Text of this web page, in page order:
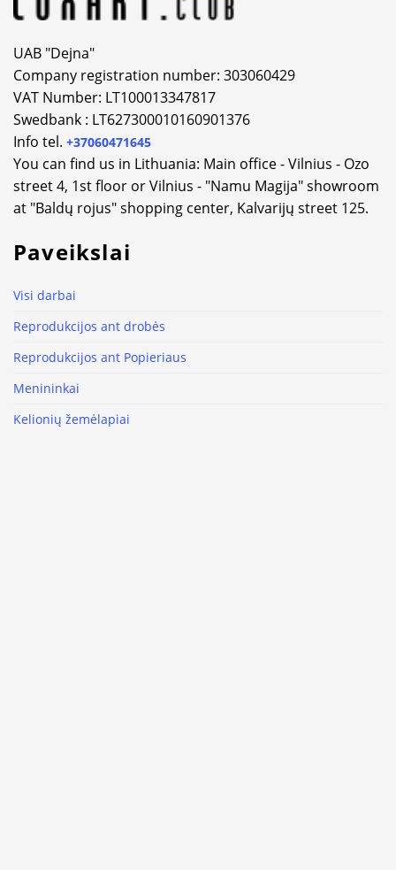
UAB "Dejna"
Company registration number: 303060429
VAT Number: LT100013347817
Swedbank : LT627300010160901376
Info tel. +37060471645
You can find us in Lithuania: Main office - Vilnius - Ozo
street 4, 1st floor or Vilnius - "Namu Magija" showroom
at "Baldų rojus" shopping center, Kalvarijų street 125.
Paveikslai
Visi darbai
Reprodukcijos ant drobės
Reprodukcijos ant Popieriaus
Menininkai
Kelionių žemėlapiai